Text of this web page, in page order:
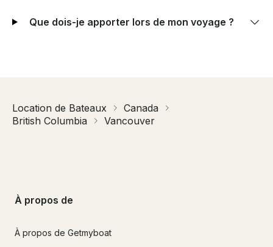
Que dois-je apporter lors de mon voyage ?
Location de Bateaux
Canada
British Columbia
Vancouver
À propos de
À propos de Getmyboat